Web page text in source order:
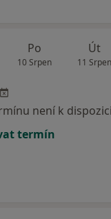
Po
10 Srpen
Út
11 Srpen
není k dispozici
termín